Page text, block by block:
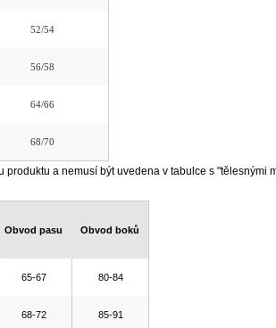
52/54
56/58
64/66
68/70
produktu a nemusí být uvedena v tabulce s "tělesnými
Obvod pasu Obvod boků
65-67 80-84
68-72 85-91